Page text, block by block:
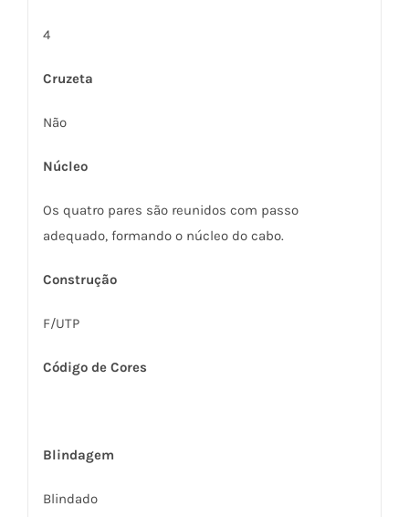
4
Cruzeta
Não
Núcleo
Os quatro pares são reunidos com passo
adequado, formando o núcleo do cabo.
Construção
F/UTP
Código de Cores
Blindagem
Blindado